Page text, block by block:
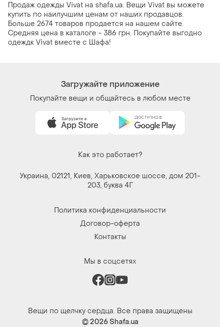
Продаж одежды Vivat на shafa.ua. Вещи Vivat вы можете
купить по наилучшим ценам от наших продавцов.
Больше 2674 товаров продается на нашем сайте.
Средняя цена в каталоге - 386 грн. Покупайте выгодно
одеждк Vivat вместе с Шафа!
Загружайте приложение
Покупайте вещи и общайтесь в любом месте
Как это работает?
Украина, 02121, Киев, Харьковское шоссе, дом 201-
203, буква 4Г
Политика конфиденциальности
Договор-оферта
Контакты
Мы в соцсетях
Вещи по щелчку сердца. Все права защищены
© 2026Shafa.ua